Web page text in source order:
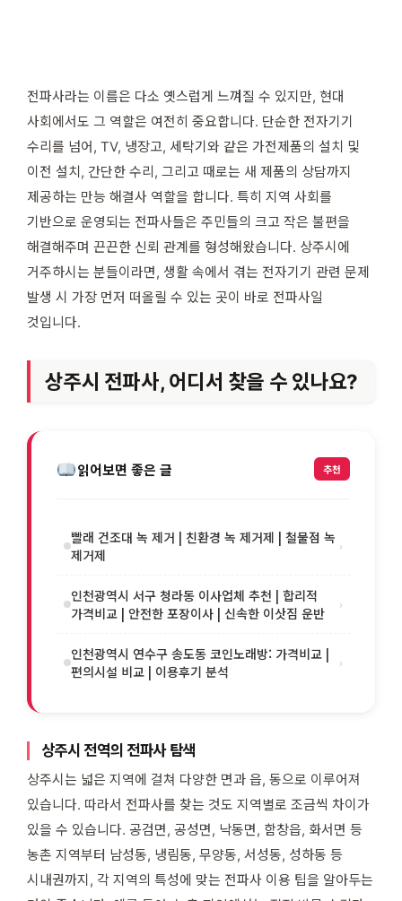
전파사라는 이름은 다소 옛스럽게 느껴질 수 있지만, 현대
사회에서도 그 역할은 여전히 중요합니다. 단순한 전자기기
수리를 넘어, TV, 냉장고, 세탁기와 같은 가전제품의 설치 및
이전 설치, 간단한 수리, 그리고 때로는 새 제품의 상담까지
제공하는 만능 해결사 역할을 합니다. 특히 지역 사회를
기반으로 운영되는 전파사들은 주민들의 크고 작은 불편을
해결해주며 끈끈한 신뢰 관계를 형성해왔습니다. 상주시에
거주하시는 분들이라면, 생활 속에서 겪는 전자기기 관련 문제
발생 시 가장 먼저 떠올릴 수 있는 곳이 바로 전파사일
것입니다.
상주시 전파사, 어디서 찾을 수 있나요?
읽어보면 좋은 글 추천
빨래 건조대 녹 제거 | 친환경 녹 제거제 | 철물점 녹
제거제
›
인천광역시 서구 청라동 이사업체 추천 | 합리적
가격비교 | 안전한 포장이사 | 신속한 이삿짐 운반
›
인천광역시 연수구 송도동 코인노래방: 가격비교 |
편의시설 비교 | 이용후기 분석
›
상주시 전역의 전파사 탐색
상주시는 넓은 지역에 걸쳐 다양한 면과 읍, 동으로 이루어져
있습니다. 따라서 전파사를 찾는 것도 지역별로 조금씩 차이가
있을 수 있습니다. 공검면, 공성면, 낙동면, 함창읍, 화서면 등
농촌 지역부터 남성동, 냉림동, 무양동, 서성동, 성하동 등
시내권까지, 각 지역의 특성에 맞는 전파사 이용 팁을 알아두는